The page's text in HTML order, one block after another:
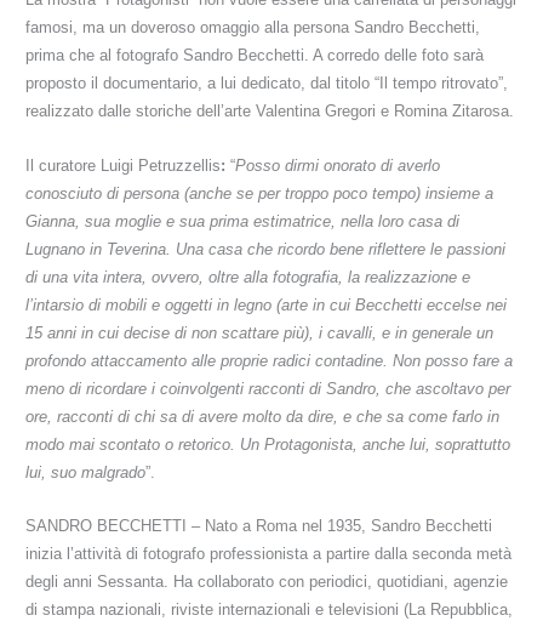
famosi, ma un doveroso omaggio alla persona Sandro Becchetti
prima che al fotografo Sandro Becchetti. A corredo delle foto sarà
proposto il documentario, a lui dedicato, dal titolo “Il tempo ritrovato”,
realizzato dalle storiche dell’arte Valentina Gregori e Romina Zitarosa.
Il curatore Luigi Petruzzellis: “Posso dirmi onorato di averlo
conosciuto di persona (anche se per troppo poco tempo) insieme a
Gianna, sua moglie e sua prima estimatrice, nella loro casa di
Lugnano in Teverina. Una casa che ricordo bene riflettere le passioni
di una vita intera, ovvero, oltre alla fotografia, la realizzazione e
l’intarsio di mobili e oggetti in legno (arte in cui Becchetti eccelse nei
15 anni in cui decise di non scattare più), i cavalli, e in generale un
profondo attaccamento alle proprie radici contadine. Non posso fare a
meno di ricordare i coinvolgenti racconti di Sandro, che ascoltavo per
ore, racconti di chi sa di avere molto da dire, e che sa come farlo in
modo mai scontato o retorico. Un Protagonista, anche lui, soprattutto
lui, suo malgrado”.
SANDRO BECCHETTI – Nato a Roma nel 1935, Sandro Becchetti
inizia l’attività di fotografo professionista a partire dalla seconda metà
degli anni Sessanta. Ha collaborato con periodici, quotidiani, agenzie
di stampa nazionali, riviste internazionali e televisioni (La Repubblica,